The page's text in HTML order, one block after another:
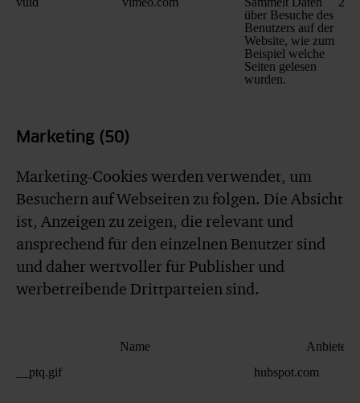
über Besuche des
Benutzers auf der
Website, wie zum
Beispiel welche
Seiten gelesen
wurden.
Marketing (50)
Marketing-Cookies werden verwendet, um
Besuchern auf Webseiten zu folgen. Die Absicht
ist, Anzeigen zu zeigen, die relevant und
ansprechend für den einzelnen Benutzer sind
und daher wertvoller für Publisher und
werbetreibende Drittparteien sind.
Name
Anbieter
__ptq.gif
hubspot.com